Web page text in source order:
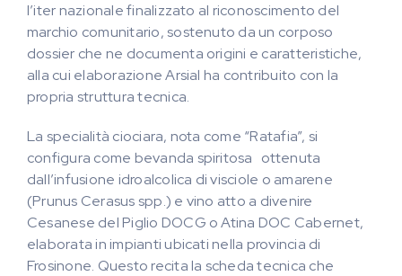
l’iter nazionale finalizzato al riconoscimento del
marchio comunitario, sostenuto da un corposo
dossier che ne documenta origini e caratteristiche,
alla cui elaborazione Arsial ha contribuito con la
propria struttura tecnica.
La specialità ciociara, nota come “Ratafia”, si
configura come bevanda spiritosa ottenuta
dall’infusione idroalcolica di visciole o amarene
(Prunus Cerasus spp.) e vino atto a divenire
Cesanese del Piglio DOCG o Atina DOC Cabernet,
elaborata in impianti ubicati nella provincia di
Frosinone. Questo recita la scheda tecnica che